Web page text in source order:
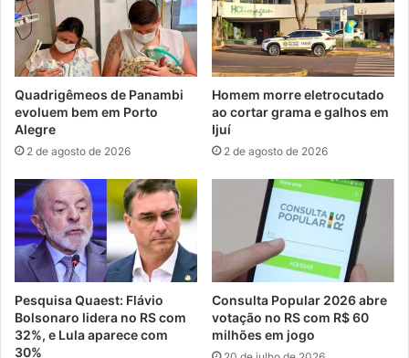
Quadrigêmeos de Panambi
evoluem bem em Porto
Alegre
2 de agosto de 2026
Homem morre eletrocutado
ao cortar grama e galhos em
Ijuí
2 de agosto de 2026
Pesquisa Quaest: Flávio
Bolsonaro lidera no RS com
32%, e Lula aparece com
30%
Consulta Popular 2026 abre
votação no RS com R$ 60
milhões em jogo